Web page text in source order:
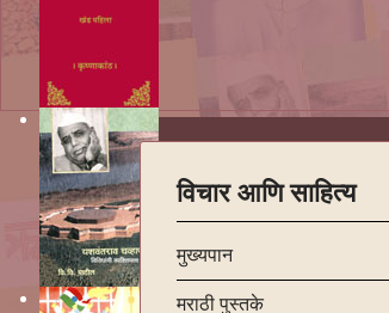
विचार आणि साहित्य
मुख्यपान
मराठी पुस्तके